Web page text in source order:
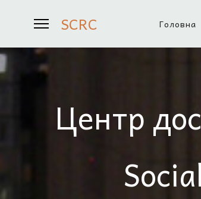
SCRC Головна
Центр